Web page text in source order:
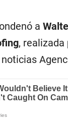
a
, realizada